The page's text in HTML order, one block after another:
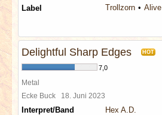
Label
Trollzorn Alive
Delightful Sharp Edges HOT
7,0
Metal
Ecke Buck 18. Juni 2023
Interpret/Band
Hex A.D.